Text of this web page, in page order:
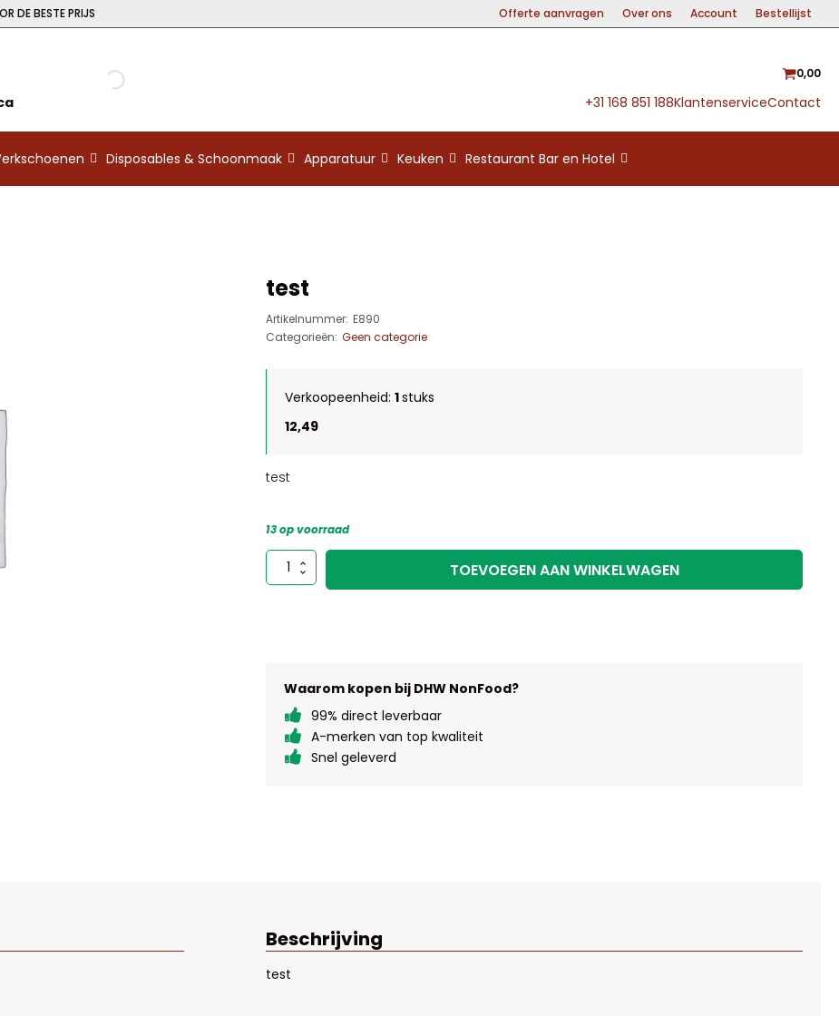
DE BESTE PRIJS Offerte aanvragen Over ons Account Bestellijst
0,00
+31 168 851 188KlantenserviceContact
Disposables & Schoonmaak Apparatuur Keuken Restaurant Bar en Hotel
test
Artikelnummer: E890
Categorieën: Geen categorie
Verkoopeenheid: 1stuks
12,49
test
13 op voorraad
aantal
TOEVOEGEN AAN WINKELWAGEN
Waarom kopen bij DHW NonFood?
99% direct leverbaar
A-merken van top kwaliteit
Snel geleverd
Beschrijving
test